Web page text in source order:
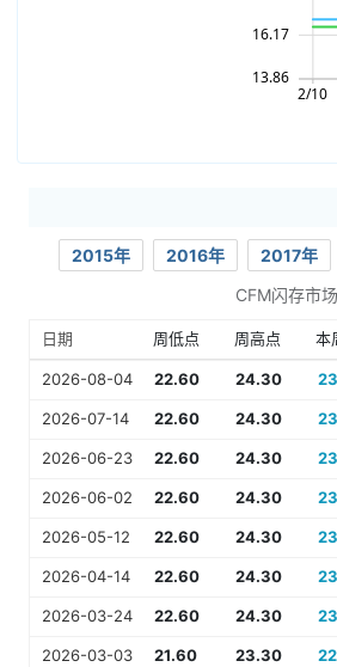
2015年 2016年
2017年
CFM闪存市
日期 周低点 周高点 本
2026-08-04 22.60 24.30
2026-07-14 22.60 24.30
2026-06-23 22.60 24.30
2026-06-02 22.60 24.30
2026-05-12 22.60 24.30
2026-04-14 22.60 24.30
2026-03-24 22.60 24.30
2026-03-03 21.60 23.30